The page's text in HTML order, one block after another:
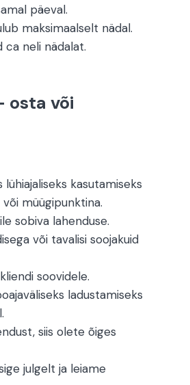
päeval.
maksimaalselt nädal.
ca neli nädalat.
osta või
kasutamiseks
müügipunktina.
sobiva lahenduse.
või tavalisi soojakuid
soovidele.
ladustamiseks
siis olete õiges
julgelt ja leiame